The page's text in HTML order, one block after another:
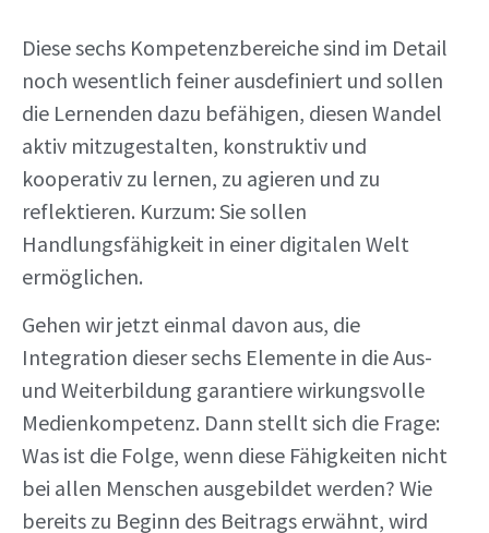
Diese sechs Kompetenzbereiche sind im Detail
noch wesentlich feiner ausdefiniert und sollen
die Lernenden dazu befähigen, diesen Wandel
aktiv mitzugestalten, konstruktiv und
kooperativ zu lernen, zu agieren und zu
reflektieren. Kurzum: Sie sollen
Handlungsfähigkeit in einer digitalen Welt
ermöglichen.
Gehen wir jetzt einmal davon aus, die
Integration dieser sechs Elemente in die Aus-
und Weiterbildung garantiere wirkungsvolle
Medienkompetenz. Dann stellt sich die Frage:
Was ist die Folge, wenn diese Fähigkeiten nicht
bei allen Menschen ausgebildet werden? Wie
bereits zu Beginn des Beitrags erwähnt, wird